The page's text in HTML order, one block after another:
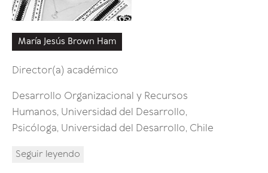
María Jesús Brown Ham
Director(a) académico
Desarrollo Organizacional y Recursos
Humanos, Universidad del Desarrollo,
Psicóloga, Universidad del Desarrollo, Chile
Seguir leyendo